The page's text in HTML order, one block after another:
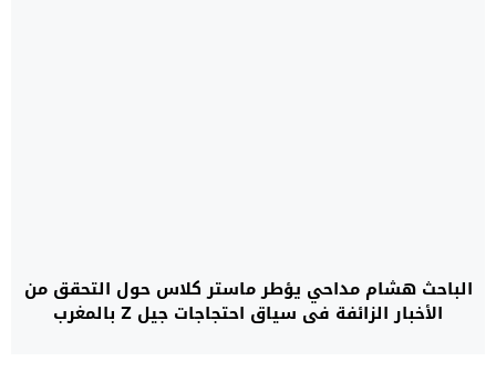
الباحث هشام مداحي يؤطر ماستر كلاس حول التحقق من
الأخبار الزائفة في سياق احتجاجات جيل Z بالمغرب